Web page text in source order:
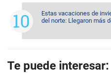
Estas vacaciones de
del norte: Llegaron más
Te puede interesar: